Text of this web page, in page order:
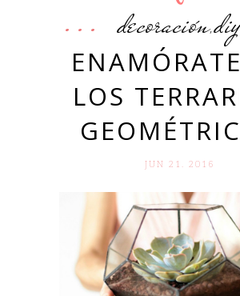
decoración,diy
LOS
JUN 21. 2016